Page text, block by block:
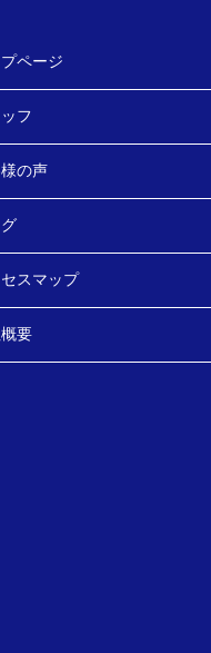
プページ
フ
の声
スマップ
要